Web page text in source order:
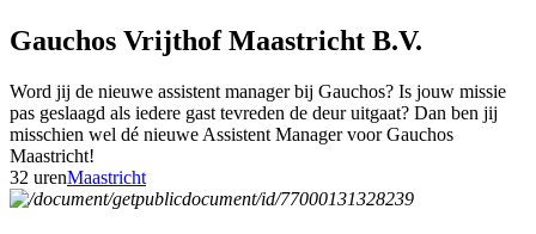
Gauchos Vrijthof Maastricht B.V.
Word jij de nieuwe assistent manager bij Gauchos? Is jouw missie
pas geslaagd als iedere gast tevreden de deur uitgaat? Dan ben jij
misschien wel dé nieuwe Assistent Manager voor Gauchos
Maastricht!
32 urenMaastricht